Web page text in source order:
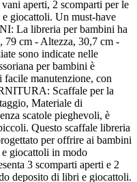
aperti, 2 scomparti per le
giocattoli. Un must-have
La libreria per bambini ha
79 cm - Altezza, 30,7 cm -
sono indicate nelle
per bambini è
manutenzione, con
Scaffale per la
Materiale di
scatole pieghevoli, è
Questo scaffale libreria
per offrire ai bambini
giocattoli in modo
3 scomparti aperti e 2
deposito di libri e giocattoli.